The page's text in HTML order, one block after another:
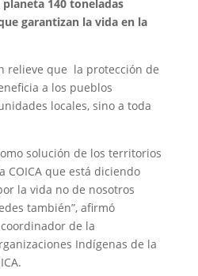
140 toneladas
garantizan la vida en la
relieve que la protección de
a los pueblos
locales, sino a toda
solución de los territorios
COICA que está diciendo
la vida no de nosotros
también”, afirmó
de la
Indígenas de la